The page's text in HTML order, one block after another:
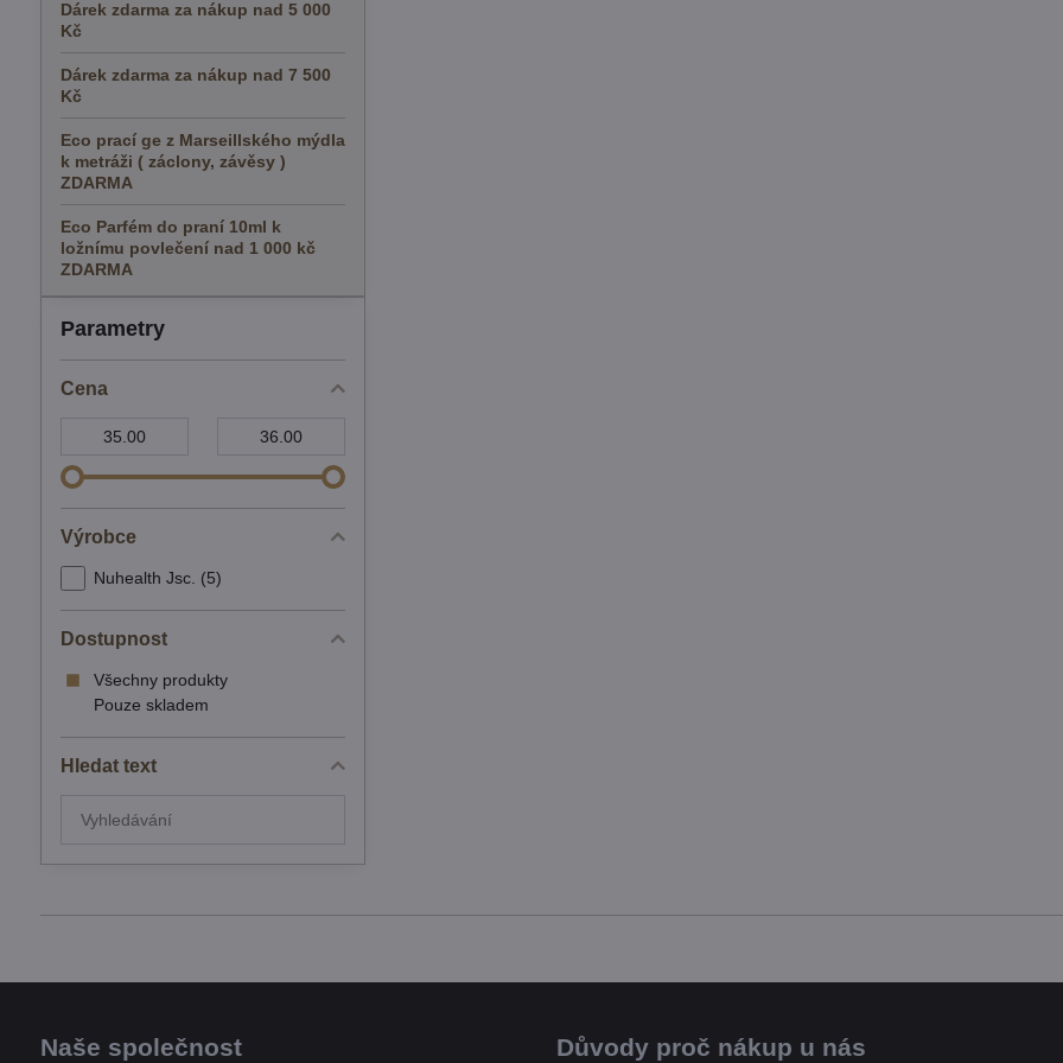
Parametry
Cena
Výrobce
Nuhealth Jsc. (5)
Dostupnost
Všechny produkty
Pouze skladem
Hledat text
výsledky
filtru
Dárek zdarma za nákup nad 5 000
Kč
Dárek zdarma za nákup nad 7 500
Kč
Eco prací ge z Marseillského mýdla
k metráži ( záclony, závěsy )
ZDARMA
Eco Parfém do praní 10ml k
ložnímu povlečení nad 1 000 kč
ZDARMA
Naše společnost Důvody proč nákup u nás